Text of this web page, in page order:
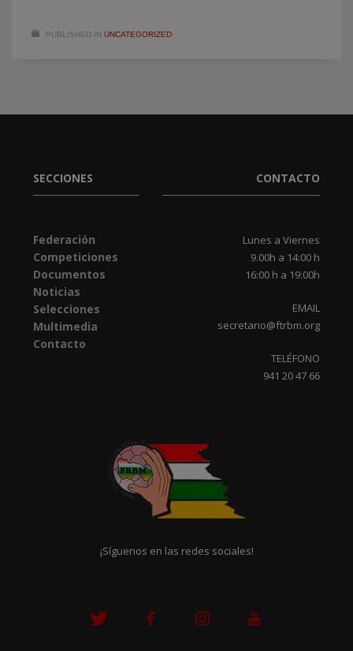
PUBLISHED IN UNCATEGORIZED
SECCIONES
Federación
Competiciones
Documentos
Noticias
Selecciones
Multimedia
Contacto
CONTACTO
Lunes a Viernes
9.00h a 14:00 h
16:00 h a 19:00h
EMAIL
secretario@ftrbm.org
TELÉFONO
941 20 47 66
¡Síguenos en las redes sociales!